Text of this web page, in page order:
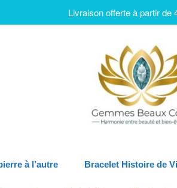
à l’autre Bracelet Histoire de
Livraison offerte à partir de